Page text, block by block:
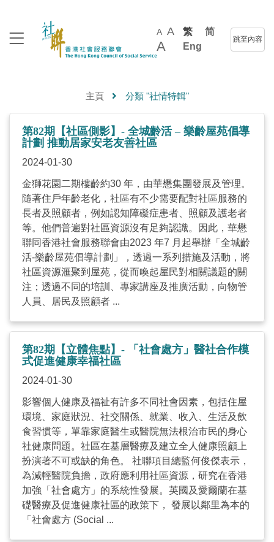
A A
A
繁
简
Eng
跳至內容
主頁 分類 "社情特輯"
第82期【社區側影】- 全城齡活 – 樂齡屋苑倡導
計劃 推動居家安老友善社區
2024-01-30
金獅花園二期樓齡約30 年，由華懋集團發展及管理。
隨著住戶年齡老化，社區有不少需要配對社區服務的
長者及照顧者，例如認知障礙症患者、照顧及護老者
等。他們普遍對社區資源沒有足夠認識。因此，華懋
聯同香港社會服務聯會由2023 年7 月起舉辦「全城齡
活-樂齡屋苑倡導計劃」，透過一系列措施及活動，將
社區資源滙聚到屋苑，從而喚起屋民對相關議題的關
注；透過不同的培訓、專家講座及推廣活動，向物管
人員、居民及照顧者 ...
第82期【立體焦點】- 「社會處方」醫社合作模
式促進健康幸福社區
2024-01-30
影響個人健康及福祉有許多不同社會因素，包括住屋
環境、家庭狀況、社交關係、就業、收入、生活及飲
食習慣等，單靠家庭醫生或醫院無法根治市民的身心
社健康問題。社區在基層醫療及建立全人健康照顧上
扮演著不可或缺的角色。 社聯項目總監何俊傑表示，
為減輕醫院負擔，政府應利用社區資源，研究在香港
加強「社會處方」的系統性發展。英國及愛爾蘭在基
礎醫療及促進健康社區的政策下， 發展以鄰里為本的
「社會處方 (Social ...